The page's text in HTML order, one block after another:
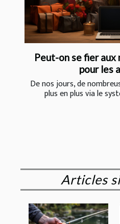
Peut-on se fier aux
pour les
De nos jours, de
plus en plus via le
Articles